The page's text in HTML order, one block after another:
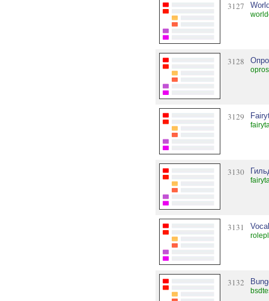
3127
3128
3129
3130
3131
3132